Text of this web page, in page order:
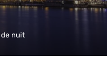
de nuit